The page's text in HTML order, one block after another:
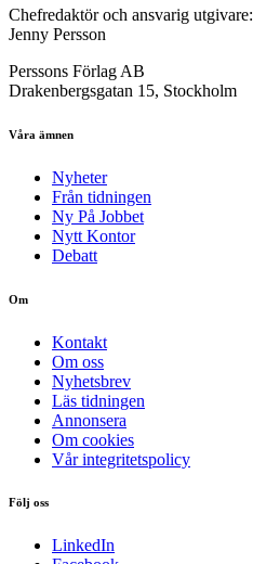
Chefredaktör och ansvarig utgivare:
Jenny Persson
Perssons Förlag AB
Drakenbergsgatan 15, Stockholm
Våra ämnen
Nyheter
Från tidningen
Ny På Jobbet
Nytt Kontor
Debatt
Om
Kontakt
Om oss
Nyhetsbrev
Läs tidningen
Annonsera
Om cookies
Vår integritetspolicy
Följ oss
LinkedIn